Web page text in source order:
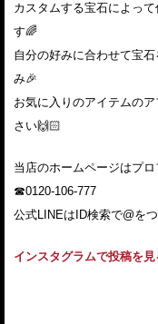
カスタムする宝石によっ
す🌈
自分の好みに合わせて宝
み🎉
お気に入りのアイテムの
さい🙌🏻
当店のホームページはプ
☎︎0120-106-777
公式LINEはID検索で@を
インスタグラムで投稿を見